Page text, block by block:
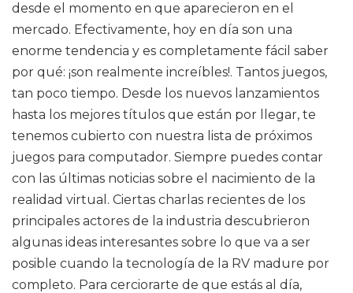
desde el momento en que aparecieron en el
mercado. Efectivamente, hoy en día son una
enorme tendencia y es completamente fácil saber
por qué: ¡son realmente increíbles!. Tantos juegos,
tan poco tiempo. Desde los nuevos lanzamientos
hasta los mejores títulos que están por llegar, te
tenemos cubierto con nuestra lista de próximos
juegos para computador. Siempre puedes contar
con las últimas noticias sobre el nacimiento de la
realidad virtual. Ciertas charlas recientes de los
principales actores de la industria descubrieron
algunas ideas interesantes sobre lo que va a ser
posible cuando la tecnología de la RV madure por
completo. Para cerciorarte de que estás al día,